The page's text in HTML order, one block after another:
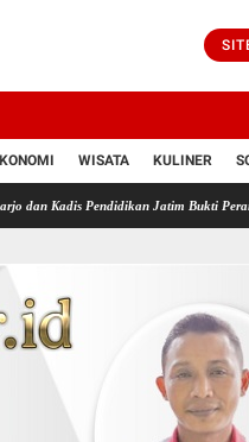
WISATA KULINER
Jatim Bukti Peran Serta